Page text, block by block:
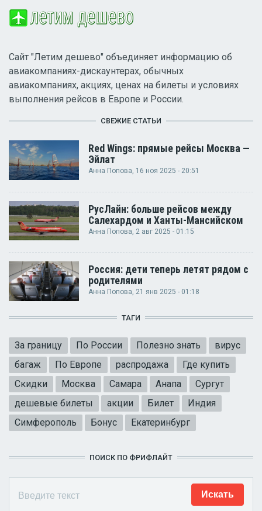
Сайт "Летим дешево" объединяет информацию об
авиакомпаниях-дискаунтерах, обычных
авиакомпаниях, акциях, ценах на билеты и условиях
выполнения рейсов в Европе и России.
СВЕЖИЕ СТАТЬИ
Red Wings: прямые рейсы Москва —
Эйлат
Анна Попова, 16 ноя 2025 - 20:51
РусЛайн: больше рейсов между
Салехардом и Ханты-Мансийском
Анна Попова , 2 авг 2025 - 01:15
Россия: дети теперь летят рядом с
родителями
Анна Попова, 21 янв 2025 - 01:18
ТАГИ
За границу По России Полезно знать
вирус
багаж
По Европе распродажа
Где купить
Скидки
Москва Самара Анапа
Сургут
дешевые билеты
акции Билет
Индия
Симферополь
Бонус Екатеринбург
ПОИСК ПО ФРИФЛАЙТ